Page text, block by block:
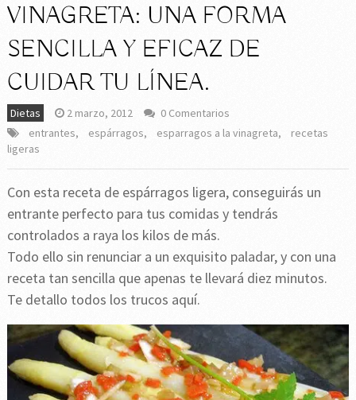
VINAGRETA: UNA FORMA
SENCILLA Y EFICAZ DE
CUIDAR TU LÍNEA.
Dietas 2 marzo, 2012
0 Comentarios
entrantes, espárragos, esparragos a la vinagreta,
recetas
ligeras
Con esta receta de espárragos ligera, conseguirás un
entrante perfecto para tus comidas y tendrás
controlados a raya los kilos de más.
Todo ello sin renunciar a un exquisito paladar, y con una
receta tan sencilla que apenas te llevará diez minutos.
Te detallo todos los trucos aquí.